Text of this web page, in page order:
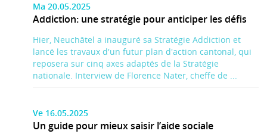
Ma 20.05.2025
Addiction: une stratégie pour anticiper les défis
Hier, Neuchâtel a inauguré sa Stratégie Addiction et
lancé les travaux d'un futur plan d'action cantonal, qui
reposera sur cinq axes adaptés de la Stratégie
nationale. Interview de Florence Nater, cheffe de ...
Ve 16.05.2025
Un guide pour mieux saisir l’aide sociale